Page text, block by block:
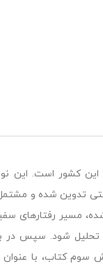
کشور است. این
تدوین شده و
مسیر رفتارهای
تحلیل شود. سپس
سوم کتاب، با